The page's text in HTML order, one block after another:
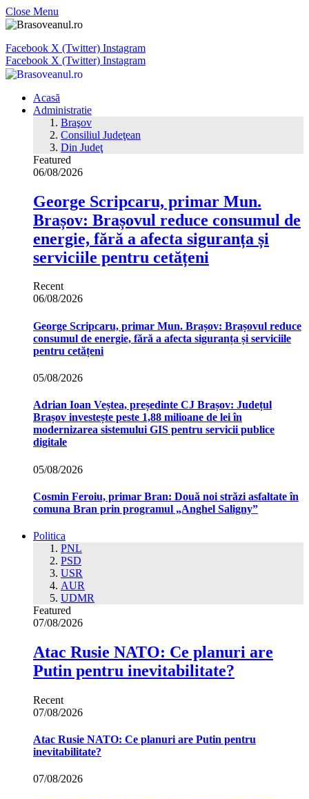
Close Menu
Facebook X (Twitter) Instagram
Facebook X (Twitter) Instagram
Acasă
Administratie
Braşov
Consiliul Judeţean
Din Judeţ
Featured
06/08/2026
George Scripcaru, primar Mun.
Brașov: Brașovul reduce consumul de
energie, fără a afecta siguranța și
serviciile pentru cetățeni
Recent
06/08/2026
George Scripcaru, primar Mun. Brașov: Brașovul reduce
consumul de energie, fără a afecta siguranța și serviciile
pentru cetățeni
05/08/2026
Adrian Ioan Veștea, președinte CJ Brașov: Județul
Brașov investește peste 1,88 milioane de lei în
modernizarea sistemului GIS pentru servicii publice
digitale
05/08/2026
Cosmin Feroiu, primar Bran: Două noi străzi asfaltate în
comuna Bran prin programul „Anghel Saligny”
Politica
PNL
PSD
USR
AUR
UDMR
Featured
07/08/2026
Atac Rusie NATO: Ce planuri are
Putin pentru inevitabilitate?
Recent
07/08/2026
Atac Rusie NATO: Ce planuri are Putin pentru
inevitabilitate?
07/08/2026